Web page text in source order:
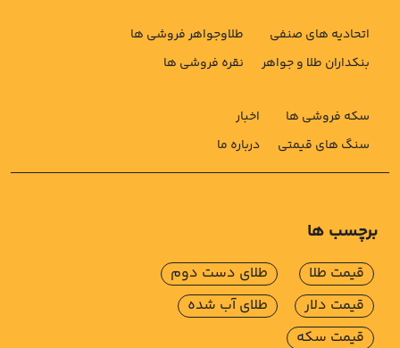
اتحادیه های صنفی
بنکداران طلا و جواهر
طلاوجواهر فروشی ها
نقره فروشی ها
سکه فروشی ها
سنگ های قیمتی
اخبار
درباره ما
برچسب ها
قیمت طلا
قیمت دلار
قیمت سکه
طلای دست دوم
طلای آب شده